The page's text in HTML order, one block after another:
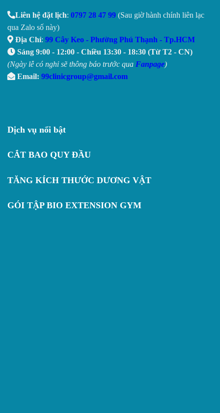
Liên hệ đặt lịch: 0797 28 47 99 (Sau giờ hành chính liên lạc
qua Zalo số này)
Địa Chỉ: 99 Cây Keo - Phường Phú Thạnh - Tp.HCM
Sáng 9:00 - 12:00 - Chiều 13:30 - 18:30 (Từ T2 - CN)
(Ngày lễ có nghỉ sẽ thông báo trước qua Fanpage)
Email: 99clinicgroup@gmail.com
Dịch vụ nổi bật
CẮT BAO QUY ĐẦU
TĂNG KÍCH THƯỚC DƯƠNG VẬT
GÓI TẬP BIO EXTENSION GYM